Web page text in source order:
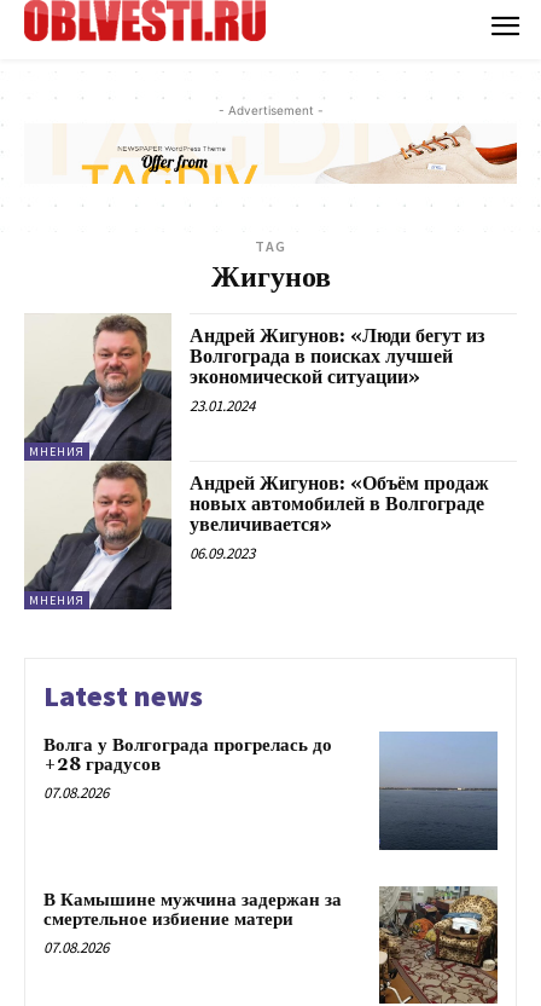
- Advertisement -
TAG
Жигунов
МНЕНИЯ
Андрей Жигунов: «Люди бегут из
Волгограда в поисках лучшей
экономической ситуации»
23.01.2024
МНЕНИЯ
Андрей Жигунов: «Объём продаж
новых автомобилей в Волгограде
увеличивается»
06.09.2023
Latest news
Волга у Волгограда прогрелась до
+28 градусов
07.08.2026
В Камышине мужчина задержан за
смертельное избиение матери
07.08.2026